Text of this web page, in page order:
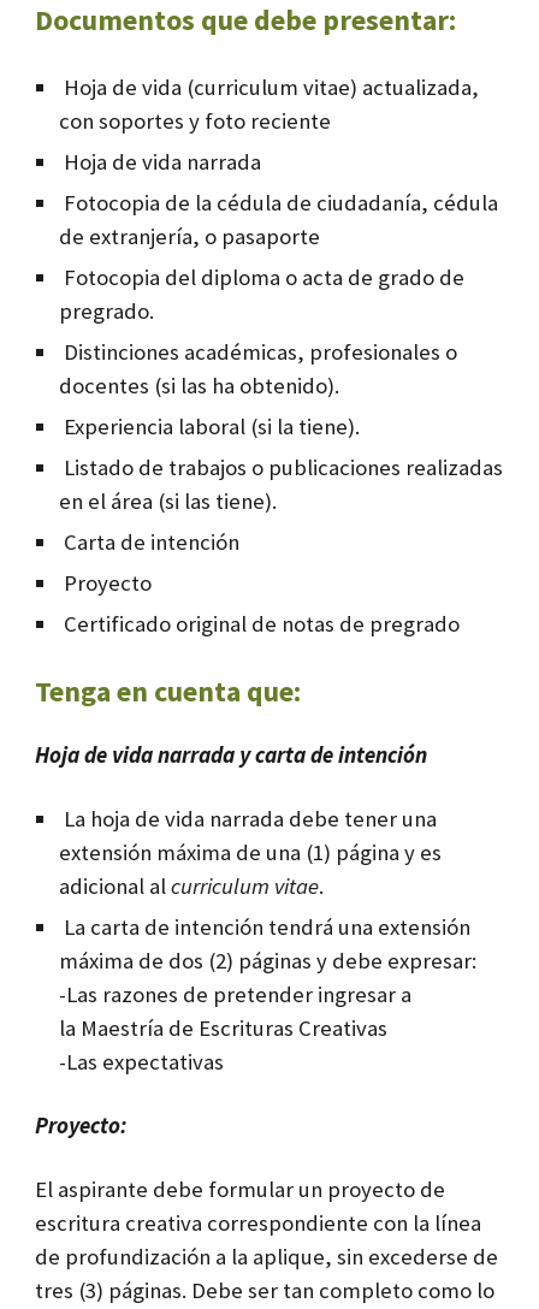
Documentos que debe presentar:
Hoja de vida (curriculum vitae) actualizada,
con soportes y foto reciente
Hoja de vida narrada
Fotocopia de la cédula de ciudadanía, cédula
de extranjería, o pasaporte
Fotocopia del diploma o acta de grado de
pregrado.
Distinciones académicas, profesionales o
docentes (si las ha obtenido).
Experiencia laboral (si la tiene).
Listado de trabajos o publicaciones realizadas
en el área (si las tiene).
Carta de intención
Proyecto
Certificado original de notas de pregrado
Tenga en cuenta que:
Hoja de vida narrada y carta de intención
La hoja de vida narrada debe tener una
extensión máxima de una (1) página y es
adicional alcurriculum vitae.
La carta de intención tendrá una extensión
máxima de dos (2) páginas y debe expresar:
-Las razones de pretender ingresar a
la Maestría de Escrituras Creativas
-Las expectativas
Proyecto:
El aspirante debe formular un proyecto de
escritura creativa correspondiente con la línea
de profundización a la aplique, sin excederse de
tres (3) páginas. Debe ser tan completo como lo